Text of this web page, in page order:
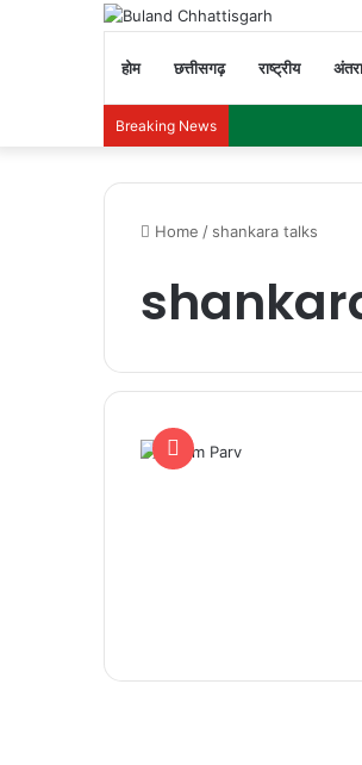
होम छत्तीसगढ़ राष्ट्रीय
Breaking News
Home / shankara talks